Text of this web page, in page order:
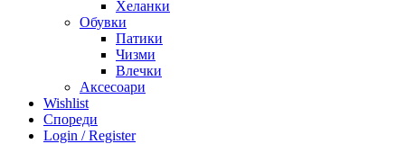
Хеланки
Обувки
Патики
Чизми
Влечки
Аксесоари
Wishlist
Спореди
Login / Register